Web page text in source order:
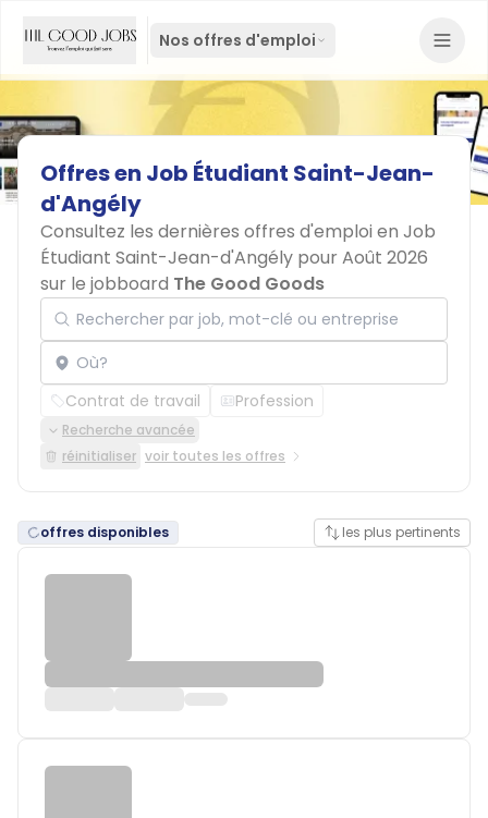
Nos offres d'emploi
Offresen Job Étudiant Saint-Jean-
d'Angély
Consultez les dernières offres d'emploi en Job
Étudiant Saint-Jean-d'Angély pour Août 2026
sur le jobboard The Good Goods
Rechercher par job, mot-clé ou entreprise
Localisation
Contrat de travail Profession
Recherche avancée
réinitialiser voir toutes les offres
offres disponibles les plus pertinents